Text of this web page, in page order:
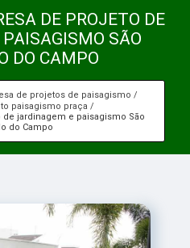
DE PROJETO DE
SÃO
DO CAMPO
de projetos de paisagismo
paisagismo praça
jardinagem e paisagismo São
do Campo